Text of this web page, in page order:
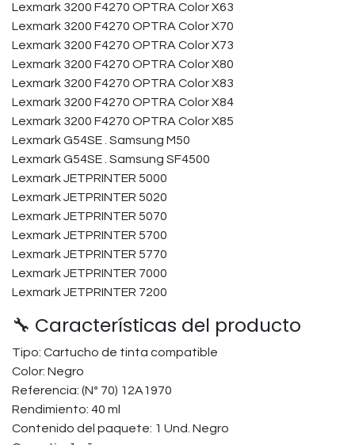
Lexmark 3200 F4270 OPTRA Color X63
Lexmark 3200 F4270 OPTRA Color X70
Lexmark 3200 F4270 OPTRA Color X73
Lexmark 3200 F4270 OPTRA Color X80
Lexmark 3200 F4270 OPTRA Color X83
Lexmark 3200 F4270 OPTRA Color X84
Lexmark 3200 F4270 OPTRA Color X85
Lexmark G54SE . Samsung M50
Lexmark G54SE . Samsung SF4500
Lexmark JETPRINTER 5000
Lexmark JETPRINTER 5020
Lexmark JETPRINTER 5070
Lexmark JETPRINTER 5700
Lexmark JETPRINTER 5770
Lexmark JETPRINTER 7000
Lexmark JETPRINTER 7200
🔧 Características del producto
Tipo: Cartucho de tinta compatible
Color: Negro
Referencia: (Nº 70) 12A1970
Rendimiento: 40 ml
Contenido del paquete: 1 Und. Negro